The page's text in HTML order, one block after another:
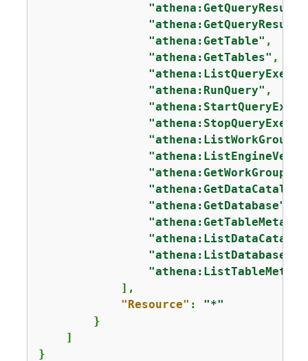
"athena:GetTable" ,
"athena:GetTables" ,
"athena:RunQuery" ,
"athena:ListWorkGroups"
"athena:GetWorkGroup"
"athena:GetDataCatalog"
"athena:GetDatabase"
"athena:ListDatabases"
            ],
"Resource" : "*"
        }
    ]
}